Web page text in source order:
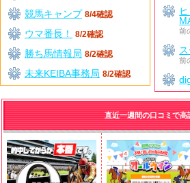
前
前
競馬キャンプ 8/4確認
ウマ番長！ 8/2確認
勝ち馬情報局 8/2確認
未来KEIBA事務局 8/2確認
直近一週間の口コミで高